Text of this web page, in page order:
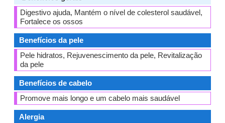
Digestivo ajuda, Mantém o nível de colesterol saudável,
Fortalece os ossos
Benefícios da pele
Pele hidratos, Rejuvenescimento da pele, Revitalização
da pele
Benefícios de cabelo
Promove mais longo e um cabelo mais saudável
Alergia